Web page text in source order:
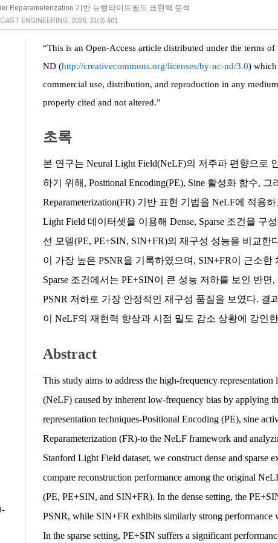
Reparameterization 기반 뉴럴라이트필드 표현력 분석
ENGINEERING. 2026; 31(3):461
“This is an Open-Access article distributed under the terms
ND (http://creativecommons.org/licenses/by-nc-nd/3.0) which
commercial use, distribution, and reproduction in any
properly cited and not altered.”
초록
본 연구는 Neural Light Field(NeLF)의 저주파 편향으로
하기 위해, Positional Encoding(PE), Sine 활성화 함수, 그
Reparameterization(FR) 기반 표현 기법을 NeLF에 적용
Light Field 데이터셋을 이용해 Dense, Sparse 조건을 구
선 모델(PE, PE+SIN, SIN+FR)의 재구성 성능을 비교한
이 가장 높은 PSNR을 기록하였으며, SIN+FR이 근소
Sparse 조건에서는 PE+SIN이 큰 성능 저하를 보인 반면
PSNR 저하로 가장 안정적인 재구성 품질을 보였다. 결
이 NeLF의 재현력 향상과 시점 밀도 감소 상황에 강인
Abstract
This study aims to address the high-frequency
(NeLF) caused by inherent low-frequency bias by applying
representation techniques-Positional Encoding (PE), sine
Reparameterization (FR)-to the NeLF framework and
Stanford Light Field dataset, we construct dense and sparse
compare reconstruction performance among the original
(PE, PE+SIN, and SIN+FR). In the dense setting, the
PSNR, while SIN+FR exhibits similarly strong performance
In the sparse setting, PE+SIN suffers a significant